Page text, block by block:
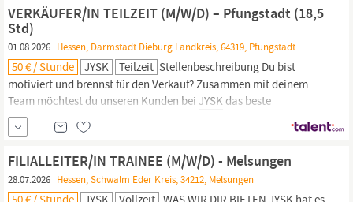
VERKÄUFER/IN TEILZEIT (M/W/D) – Pfungstadt (18,5
Std)
01.08.2026 Hessen, Darmstadt Dieburg Landkreis, 64319, Pfungstadt
50 € / Stunde JYSK Teilzeit Stellenbeschreibung Du bist
motiviert und brennst für den Verkauf? Zusammen mit deinem
Team möchtest du unseren Kunden bei JYSK das beste
Einkaufserlebnis bieten? Du magst Abwechslung und ein
schnelllebiges Umfeld? Dann ist die Stelle als Verkäufer das
perfekte Match für dich! WAS WIR DIR BIETEN
Ziel gesetzt, die...
FILIALLEITER/IN TRAINEE (M/W/D) - Melsungen
28.07.2026 Hessen, Schwalm Eder Kreis, 34212, Melsungen